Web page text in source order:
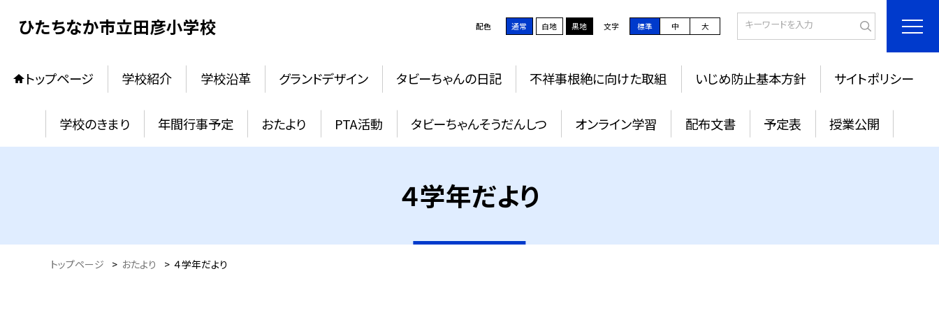
ひたちなか市立田彦小学校 配色 通常 白地 黒地 文字 標準 中 大
トップページ 学校紹介 学校沿革 グランドデザイン タビーちゃんの日記 不祥事根絶に向けた取組 いじめ防止基本方針 サイトポリシー
学校のきまり 年間行事予定 おたより PTA活動 タビーちゃんそうだんしつ オンライン学習 配布文書 予定表 授業公開
４学年だより
トップページ > おたより > ４学年だより